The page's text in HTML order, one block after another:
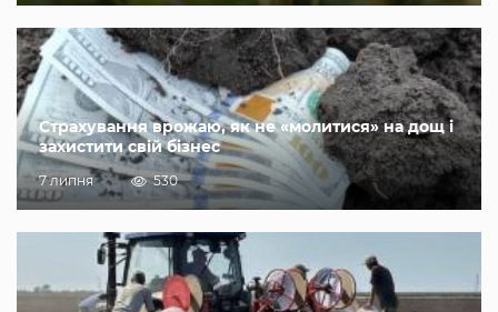
Страхування врожаю, як не «молитися» на дощ і
захистити свій бізнес
7 липня 530